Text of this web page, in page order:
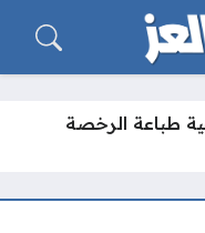
طباعة الرخصة